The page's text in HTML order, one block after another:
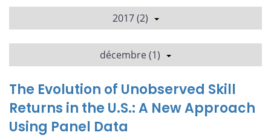
2017 (2)
décembre (1)
The Evolution of Unobserved Skill
Returns in the U.S.: A New Approach
Using Panel Data